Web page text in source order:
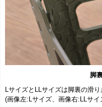
脚
LサイズとLLサイズは脚裏の滑り
(画像左:Lサイズ、画像右:LLサイ